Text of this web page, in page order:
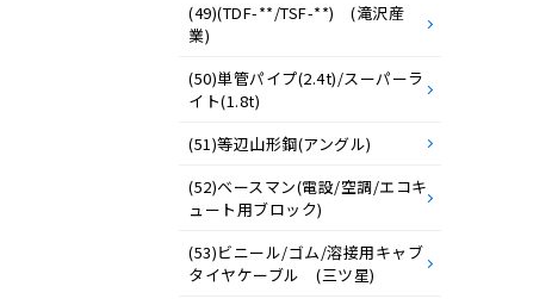
(49)(TDF-**/TSF-**) (滝沢産
業)
(50)単管パイプ(2.4t)/スーパーラ
イト(1.8t)
(51)等辺山形鋼(アングル)
(52)ベースマン(電設/空調/エコキ
ュート用ブロック)
(53)ビニール/ゴム/溶接用キャブ
タイヤケーブル (三ツ星)